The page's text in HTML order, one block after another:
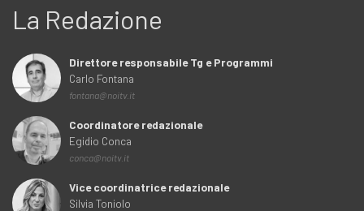
La Redazione
Direttore responsabile Tg e Programmi
Carlo Fontana
fontana@noitv.it
Coordinatore redazionale
Egidio Conca
conca@noitv.it
Vice coordinatrice redazionale
Silvia Toniolo